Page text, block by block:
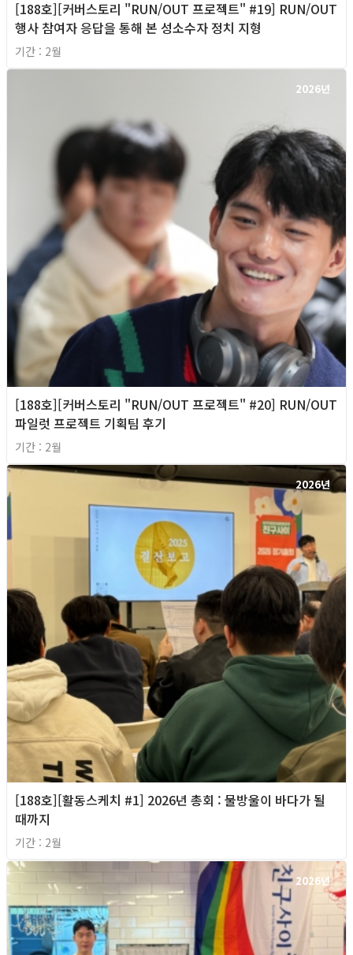
[188호][커버스토리 "RUN/OUT 프로젝트" #19] RUN/OUT
행사 참여자 응답을 통해 본 성소수자 정치 지형
기간 : 2월
2026년
[188호][커버스토리 "RUN/OUT 프로젝트" #20] RUN/OUT
파일럿 프로젝트 기획팀 후기
기간 : 2월
2026년
[188호][활동스케치 #1] 2026년 총회 : 물방울이 바다가 될
때까지
기간 : 2월
2026년